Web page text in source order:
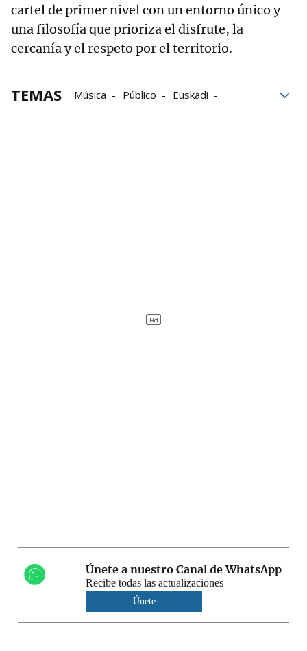
cartel de primer nivel con un entorno único y
una filosofía que prioriza el disfrute, la
cercanía y el respeto por el territorio.
TEMAS Música Público
Euskadi
Únete a nuestro Canal de WhatsApp
Recibe todas las actualizaciones
Únete